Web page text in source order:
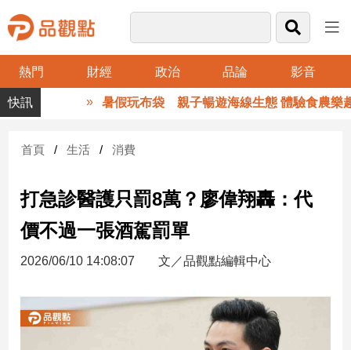
熱門 財經 政治 品論 影音
品
觀
財
台
財
新
產
經/
暑假玩布袋 親子暢遊海線生態 體驗食農樂趣
首頁 生活 消費
打急診醫護只罰8萬？廖偉翔轟：代
價不過一張酒駕罰單
2026/06/10 14:08:07 文／品觀點編輯中心